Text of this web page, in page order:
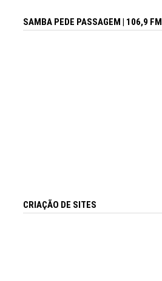
SAMBA PEDE PASSAGEM | 106,9 FM
CRIAÇÃO DE SITES